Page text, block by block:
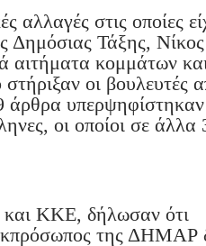
αλλαγές στις οποίες
Δημόσιας Τάξης, Νίκος
αιτήματα κομμάτων
οι βουλευτές
υπερψηφίστηκαν
οι οποίοι σε
ΚΚΕ, δήλωσαν ότι
της ΔΗΜΑΡ